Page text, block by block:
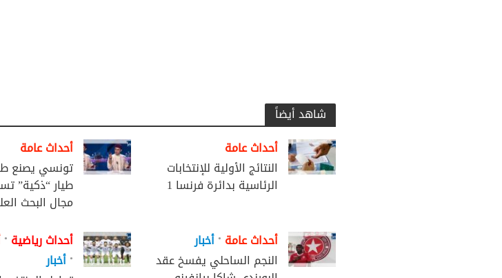
شاهد أيضاً
أحداث عامة
النتائج الأولية للإنتخابات
الرئاسية بدائرة فرنسا 1
أحداث عامة
تونسي يصنع
طيار “ذكية”
مجال البحث
أحداث عامة • أخبار
النجم الساحلي يفسخ عقد
أحداث رياضية •
• أخبار